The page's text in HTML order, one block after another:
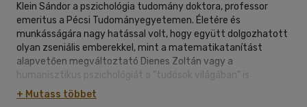
Klein Sándor a pszichológia tudomány doktora, professor
emeritus a Pécsi Tudományegyetemen. Életére és
munkásságára nagy hatással volt, hogy együtt dolgozhatott
olyan zseniális emberekkel, mint a matematikatanítást
alapvetően megváltoztató Dienes Zoltán vagy a
humanisztikus pszichológiát a "tudósok világában" is
elfogadtató Carl Rogers.
+ Mutass többet